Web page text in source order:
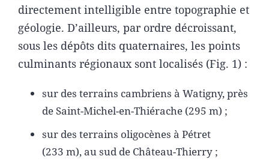
directement intelligible entre topographie et
géologie. D’ailleurs, par ordre décroissant,
sous les dépôts dits quaternaires, les points
culminants régionaux sont localisés (Fig. 1) :
sur des terrains cambriens à Watigny, près
de Saint-Michel-en-Thiérache (295 m) ;
sur des terrains oligocènes à Pétret
(233 m), au sud de Château-Thierry ;